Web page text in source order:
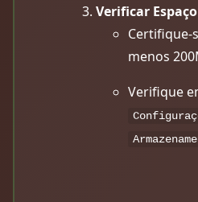
Verificar
Certifique-
menos
Verifique